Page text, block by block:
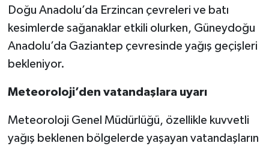
Doğu Anadolu’da Erzincan çevreleri ve batı
kesimlerde sağanaklar etkili olurken, Güneydoğu
Anadolu’da Gaziantep çevresinde yağış geçişleri
bekleniyor.
Meteoroloji’den vatandaşlara uyarı
Meteoroloji Genel Müdürlüğü, özellikle kuvvetli
yağış beklenen bölgelerde yaşayan vatandaşların